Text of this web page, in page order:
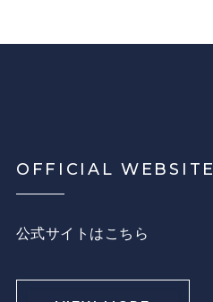
OFFICIAL WEBSITE
公式サイトはこちら